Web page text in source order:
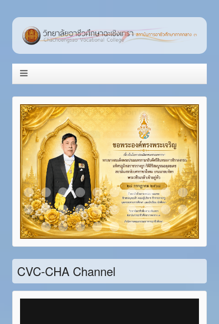
Item 1Item 2Item 3 Item 4Item 5Item 6Item 7Item 8Item 9Item 10
Item 11Item 12Item 13Item 14Item 15Item 16Item 17Item 18Item 19Item 20
Item 21Item 22Item 23Item 24Item 25Item 26Item 27Item 28
CVC-CHA Channel